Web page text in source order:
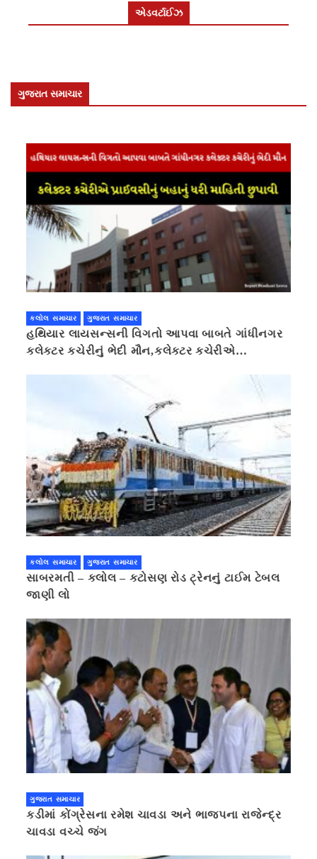
એડવર્ટાઈઝ
ગુજરાત સમાચાર
કલોલ સમાચાર ગુજરાત સમાચાર
હથિયાર લાયસન્સની વિગતો આપવા બાબતે ગાંધીનગર
કલેક્ટર કચેરીનું ભેદી મૌન,કલેક્ટર કચેરીએ
કલોલ સમાચાર ગુજરાત સમાચાર
સાબરમતી – કલોલ – કટોસણ રોડ ટ્રેનનું ટાઈમ ટેબલ
જાણી લો
ગુજરાત સમાચાર
કડીમાં કોંગ્રેસના રમેશ ચાવડા અને ભાજપના રાજેન્દ્ર
ચાવડા વચ્ચે જંગ